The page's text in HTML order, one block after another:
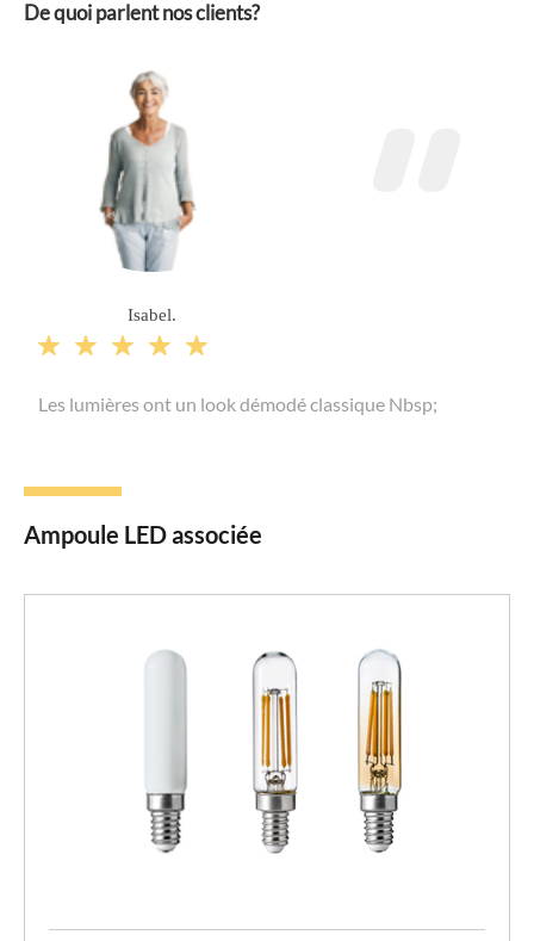
De quoi parlent nos clients?
Isabel.
    
Les lumières ont un look démodé classique Nbsp;
Ampoule LED associée